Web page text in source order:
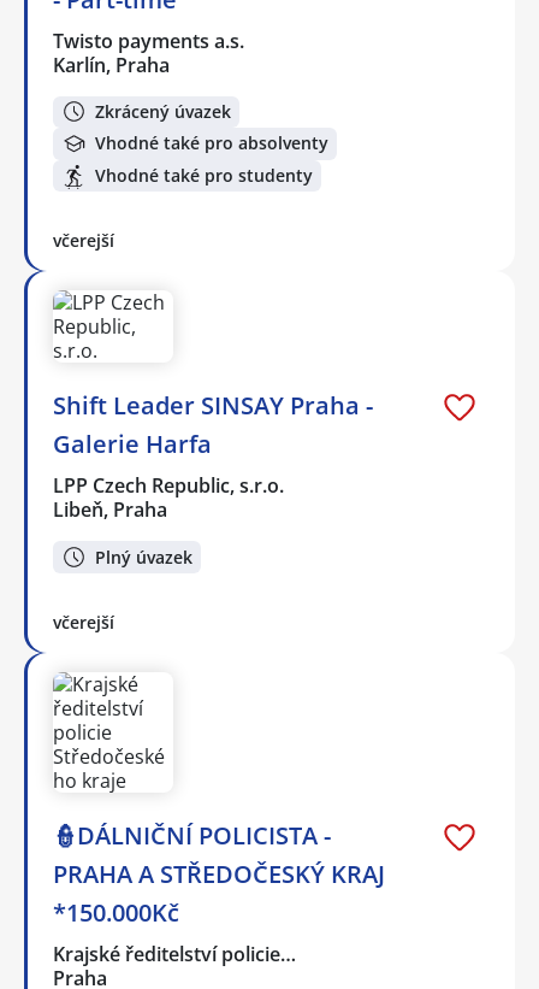
Twisto payments a.s.
Karlín, Praha
Zkrácený úvazek
Vhodné také pro absolventy
Vhodné také pro studenty
včerejší
Shift Leader SINSAY Praha -
Galerie Harfa
LPP Czech Republic, s.r.o.
Libeň, Praha
Plný úvazek
včerejší
👮DÁLNIČNÍ POLICISTA -
PRAHA A STŘEDOČESKÝ KRAJ
*150.000Kč
Krajské ředitelství policie…
Praha